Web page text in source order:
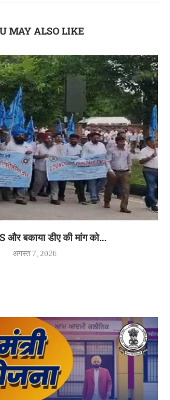
MAY ALSO LIKE
और बकाया डीए की मांग को...
अगस्त 7, 2026